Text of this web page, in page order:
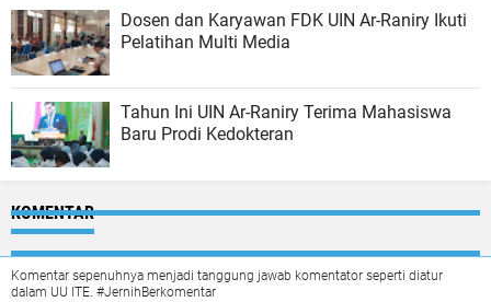
Dosen dan Karyawan FDK UIN Ar-Raniry Ikuti
Pelatihan Multi Media
Tahun Ini UIN Ar-Raniry Terima Mahasiswa
Baru Prodi Kedokteran
KOMENTAR
Komentar sepenuhnya menjadi tanggung jawab komentator seperti diatur
dalam UU ITE. #JernihBerkomentar